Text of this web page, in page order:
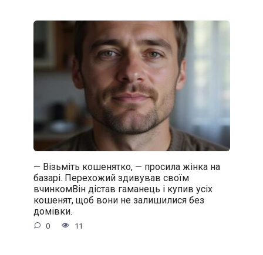
— Візьміть кошенятко, — просила жінка на
базарі. Перехожий здивував своїм
вчинкомВін дістав гаманець і купив усіх
кошенят, щоб вони не залишилися без
домівки.
0 11